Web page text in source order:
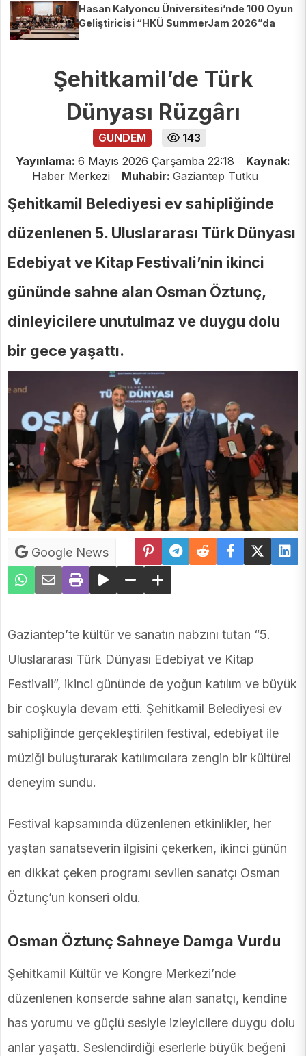
Hasan Kalyoncu Üniversitesi’nde 100 Oyun
Geliştiricisi “HKÜ SummerJam 2026”da
Şehitkamil’de Türk
Dünyası Rüzgârı
GUNDEM
143
Yayınlama: 6 Mayıs 2026 Çarşamba 22:18
Kaynak:
Haber Merkezi
Muhabir: Gaziantep Tutku
Şehitkamil Belediyesi ev sahipliğinde
düzenlenen 5. Uluslararası Türk Dünyası
Edebiyat ve Kitap Festivali’nin ikinci
gününde sahne alan Osman Öztunç,
dinleyicilere unutulmaz ve duygu dolu
bir gece yaşattı.
Google News
Gaziantep’te kültür ve sanatın nabzını tutan “5.
Uluslararası Türk Dünyası Edebiyat ve Kitap
Festivali”, ikinci gününde de yoğun katılım ve büyük
bir coşkuyla devam etti. Şehitkamil Belediyesi ev
sahipliğinde gerçekleştirilen festival, edebiyat ile
müziği buluşturarak katılımcılara zengin bir kültürel
deneyim sundu.
Festival kapsamında düzenlenen etkinlikler, her
yaştan sanatseverin ilgisini çekerken, ikinci günün
en dikkat çeken programı sevilen sanatçı Osman
Öztunç’un konseri oldu.
Osman Öztunç Sahneye Damga Vurdu
Şehitkamil Kültür ve Kongre Merkezi’nde
düzenlenen konserde sahne alan sanatçı, kendine
has yorumu ve güçlü sesiyle izleyicilere duygu dolu
anlar yaşattı. Seslendirdiği eserlerle büyük beğeni